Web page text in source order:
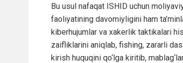
Bu usul nafaqat ISHID uchun
faoliyatining davomiyligini ham
kiberhujumlar va xakerlik taktikalari
zaifliklarini aniqlab, fishing, zararli
kirish huquqini qo‘lga kiritib,